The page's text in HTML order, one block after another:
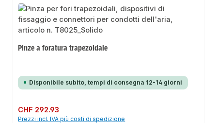
Pinze a foratura trapezoidale
Disponibile subito, tempi di consegna 12-14 giorni
Prezzo normale:
CHF 292.93
Prezzi incl. IVA più costi di spedizione